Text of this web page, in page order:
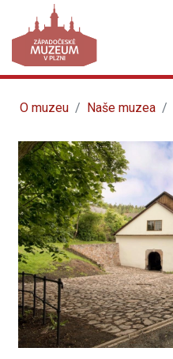
O muzeu Naše muzea